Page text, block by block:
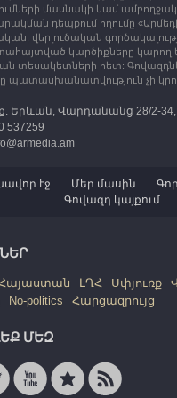
է ժամանել բռնի
417 արցախցի
մասնակի կամ
դեպքում հղումը
վերլուծական
կարծիքները կարող
տեսակետների հետ:
պատասխանատվություն չի
Երևան, Վարդանանց 28/2-34,
537259
էջ Մեր մասին
Գովազդ կայքում
ԼՂՀ Սփյուռք
No-politics Հարցազրույց
ՄԵԶ